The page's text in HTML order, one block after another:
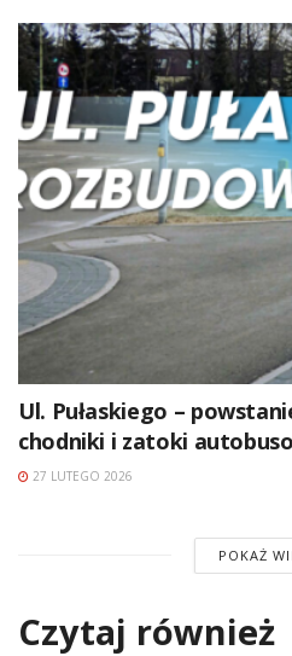
Ul. Pułaskiego –
chodniki i zatoki
27 LUTEGO 2026
POKAŻ
Czytaj również